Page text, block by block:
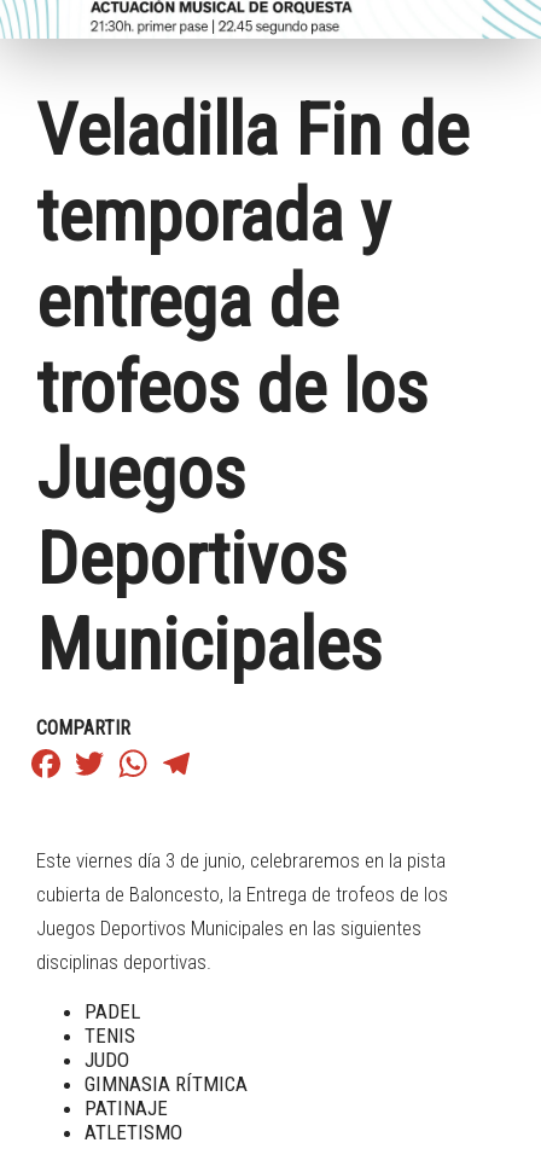
Veladilla Fin de
temporada y
entrega de
trofeos de los
Juegos
Deportivos
Municipales
COMPARTIR
FacebookTwitterWhatsApp
Este viernes día 3 de junio, celebraremos en la pista
cubierta de Baloncesto, la Entrega de trofeos de los
Juegos Deportivos Municipales en las siguientes
disciplinas deportivas.
PADEL
TENIS
JUDO
GIMNASIA RÍTMICA
PATINAJE
ATLETISMO